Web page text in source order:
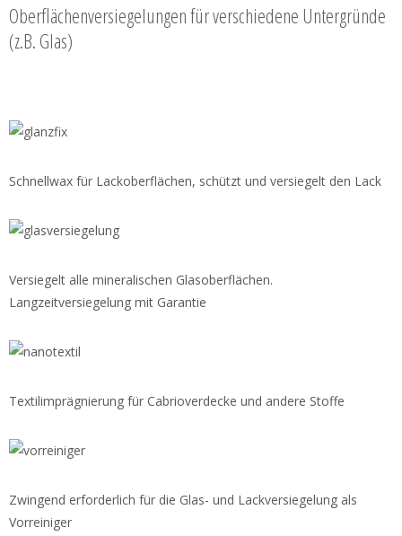
Oberflächenversiegelungen für verschiedene Untergründe
(z.B. Glas)
Schnellwax für Lackoberflächen, schützt und versiegelt den Lack
Versiegelt alle mineralischen Glasoberflächen.
Langzeitversiegelung mit Garantie
Textilimprägnierung für Cabrioverdecke und andere Stoffe
Zwingend erforderlich für die Glas- und Lackversiegelung als
Vorreiniger